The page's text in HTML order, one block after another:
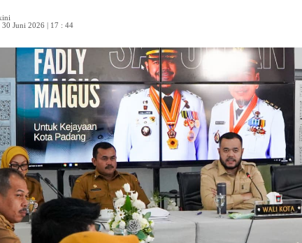
30 Juni 2026 | 17 : 44